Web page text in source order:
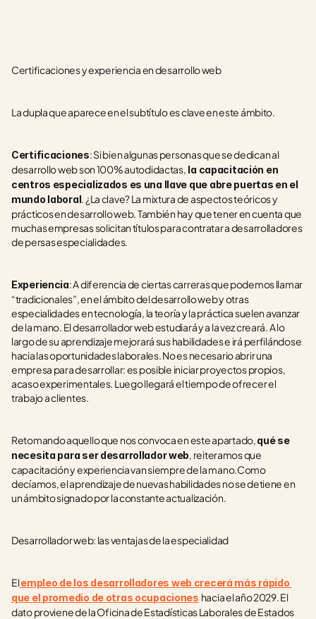
Certificaciones y experiencia en desarrollo web
La dupla que aparece en el subtítulo es clave en este ámbito.
Certificaciones: Si bien algunas personas que se dedican al
desarrollo web son 100% autodidactas, la capacitación en
centros especializados es una llave que abre puertas en el
mundo laboral. ¿La clave? La mixtura de aspectos teóricos y
prácticos en desarrollo web. También hay que tener en cuenta que
muchas empresas solicitan títulos para contratar a desarrolladores
de persas especialidades.
Experiencia: A diferencia de ciertas carreras que podemos llamar
“tradicionales”, en el ámbito del desarrollo web y otras
especialidades en tecnología, la teoría y la práctica suelen avanzar
de la mano. El desarrollador web estudiará y a la vez creará. A lo
largo de su aprendizaje mejorará sus habilidades e irá perfilándose
hacia las oportunidades laborales. No es necesario abrir una
empresa para desarrollar: es posible iniciar proyectos propios,
acaso experimentales. Luego llegará el tiempo de ofrecer el
trabajo a clientes.
Retomando aquello que nos convoca en este apartado, qué se
necesita para ser desarrollador web, reiteramos que
capacitación y experiencia van siempre de la mano.Como
decíamos, el aprendizaje de nuevas habilidades no se detiene en
un ámbito signado por la constante actualización.
Desarrollador web: las ventajas de la especialidad
Elempleo de los desarrolladores web crecerá más rápido
que el promedio de otras ocupaciones hacia el año 2029. El
dato proviene de la Oficina de Estadísticas Laborales de Estados